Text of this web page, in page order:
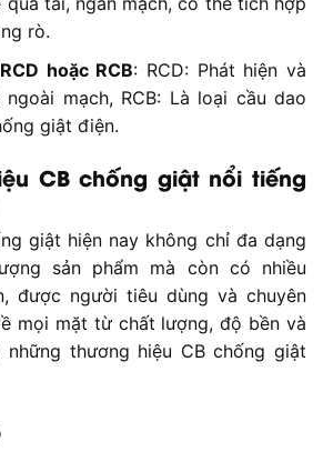
rò.
hoặc RCB: RCD: Phát hiện và
mạch, RCB: Là loại cầu dao
giật điện.
CB chống giật nổi tiếng
giật hiện nay không chỉ đa dạng
sản phẩm mà còn có nhiều
được người tiêu dùng và chuyên
mọi mặt từ chất lượng, độ bền và
thương hiệu CB chống giật